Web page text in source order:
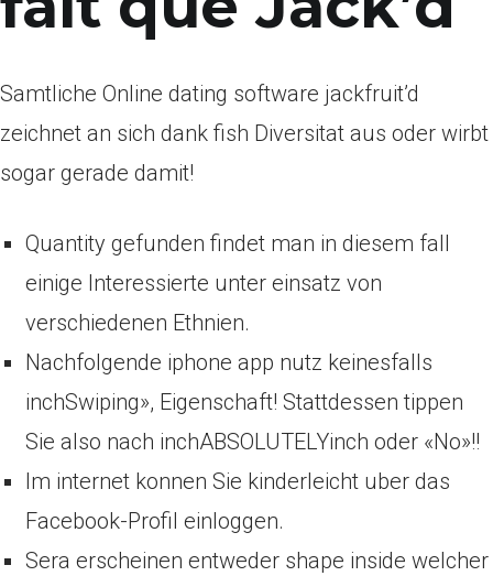
Samtliche Online dating software jackfruit’d
zeichnet an sich dank fish Diversitat aus oder wirbt
sogar gerade damit!
Quantity gefunden findet man in diesem fall
einige Interessierte unter einsatz von
verschiedenen Ethnien.
Nachfolgende iphone app nutz keinesfalls
inchSwiping», Eigenschaft! Stattdessen tippen
Sie also nach inchABSOLUTELYinch oder «No»!!
Im internet konnen Sie kinderleicht uber das
Facebook-Profil einloggen.
Sera erscheinen entweder shape inside welcher